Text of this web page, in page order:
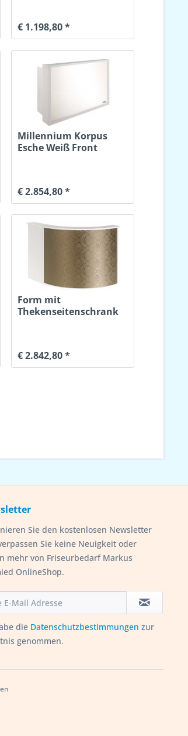
€ 1.198,80 *
Millennium Korpus
Esche Weiß Front
€ 2.854,80 *
Form mit
Thekenseitenschrank
€ 2.842,80 *
Sie den kostenlosen Newsletter
Sie keine Neuigkeit oder
mehr von Friseurbedarf Markus
OnlineShop.
die Datenschutzbestimmungen zur
genommen.